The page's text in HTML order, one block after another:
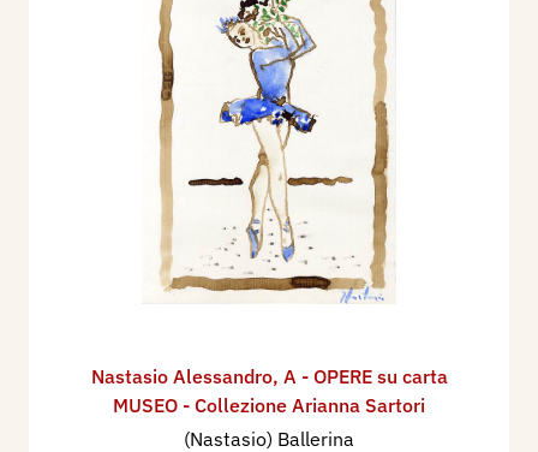
Nastasio Alessandro, A - OPERE su carta
MUSEO - Collezione Arianna Sartori
(Nastasio) Ballerina